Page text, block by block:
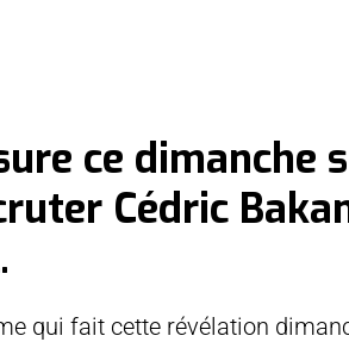
ce dimanche
Cédric
qui fait cette révélation